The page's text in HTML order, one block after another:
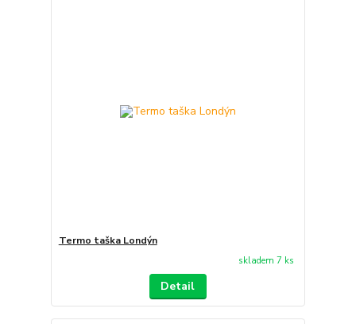
Termo taška Londýn
skladem 7 ks
Detail